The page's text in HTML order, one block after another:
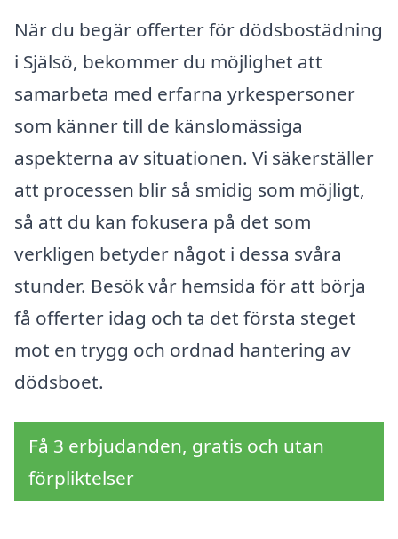
När du begär offerter för dödsbostädning
i Själsö, bekommer du möjlighet att
samarbeta med erfarna yrkespersoner
som känner till de känslomässiga
aspekterna av situationen. Vi säkerställer
att processen blir så smidig som möjligt,
så att du kan fokusera på det som
verkligen betyder något i dessa svåra
stunder. Besök vår hemsida för att börja
få offerter idag och ta det första steget
mot en trygg och ordnad hantering av
dödsboet.
Få 3 erbjudanden, gratis och utan
förpliktelser